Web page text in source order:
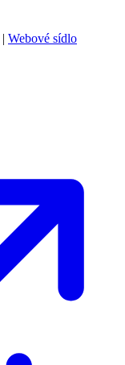
| Webové sídlo